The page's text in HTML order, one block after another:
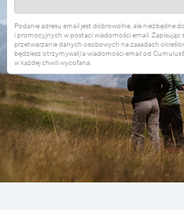
Podanie adresu email jest dobrowolne, ale niezbędne
i promocyjnych w postaci wiadomości email. Zapisując
przetwarzanie danych osobowych na zasadach
będziesz otrzymywał/a wiadomości email od
w każdej chwili wycofana.